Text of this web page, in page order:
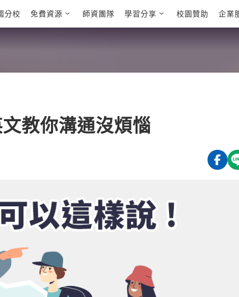
福課程
Cengage TED
Talks
分校 免費資源 師資團隊 學習分享 校園贊助 企業
教你溝通沒煩惱